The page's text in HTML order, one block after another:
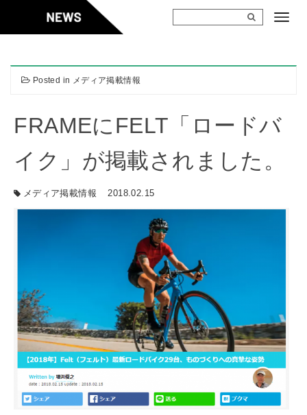
content
Posted in メディア掲載情報
FRAMEにFELT「ロードバ
イク」が掲載されました。
メディア掲載情報 2018.02.15